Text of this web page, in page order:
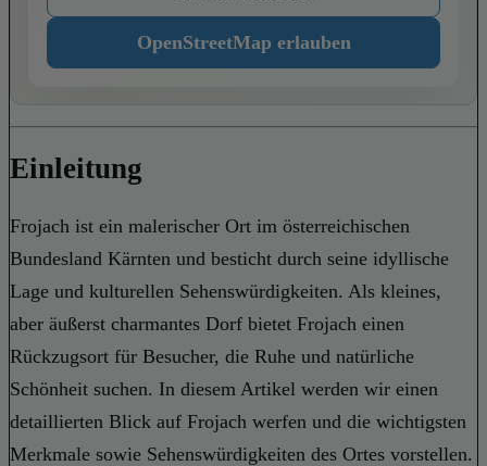
OpenStreetMap erlauben
Einleitung
Frojach ist ein malerischer Ort im österreichischen
Bundesland Kärnten und besticht durch seine idyllische
Lage und kulturellen Sehenswürdigkeiten. Als kleines,
aber äußerst charmantes Dorf bietet Frojach einen
Rückzugsort für Besucher, die Ruhe und natürliche
Schönheit suchen. In diesem Artikel werden wir einen
detaillierten Blick auf Frojach werfen und die wichtigsten
Merkmale sowie Sehenswürdigkeiten des Ortes vorstellen.